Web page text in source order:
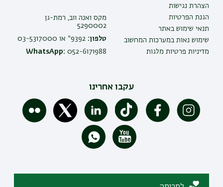
הצהרת נגישות
הגנת הפרטיות
תנאי שימוש באתר
שימוש נאות במערכות המחשוב
מדיניות פרטיות מלגות
מקס ואנה ווב, רמת-גן
5290002
טלפון: 9392* או 03-5317000
WhatsApp: 052-6171988
עקבו אחרינו